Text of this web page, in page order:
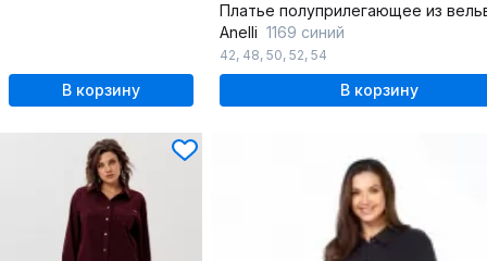
В корзину
Anelli 1169 синий
42, 48, 50, 52, 54
В корзину